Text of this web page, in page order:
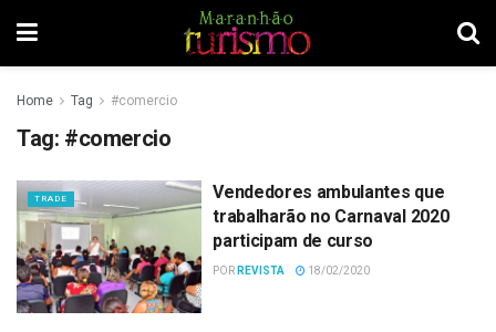
Home Tag #comercio
Tag: #comercio
TRADE
Vendedores ambulantes que
trabalharão no Carnaval 2020
participam de curso
POR REVISTA 18/02/2020